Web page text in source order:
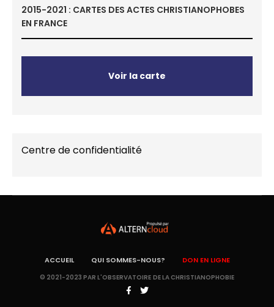
2015-2021 : CARTES DES ACTES CHRISTIANOPHOBES
EN FRANCE
Voir la carte
Centre de confidentialité
ACCUEIL QUI SOMMES-NOUS? DON EN LIGNE
© 2021-2023 PAR L'OBSERVATOIRE DE LA CHRISTIANOPHOBIE